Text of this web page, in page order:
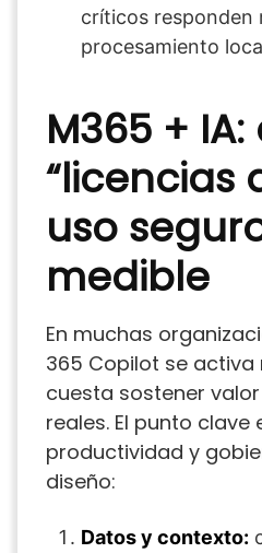
críticos responden
procesamiento
M365 + IA:
“licencias
uso
medible
En muchas
365 Copilot se
cuesta sostener
reales. El punto clave
productividad y
diseño:
Datos y contexto: